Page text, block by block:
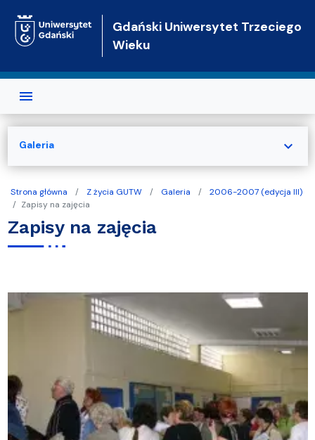
Gdański Uniwersytet Trzeciego
Wieku
Strona główna Z życia GUTW Galeria
2006-2007 (edycja III)
Zapisy na zajęcia
Zapisy na zajęcia
Galeria expand_more